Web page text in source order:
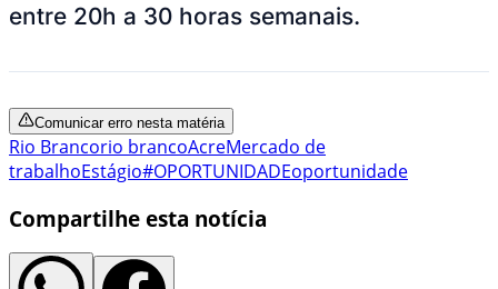
entre 20h a 30 horas semanais.
Comunicar erro nesta matéria
Rio Brancorio brancoAcreMercado de
trabalhoEstágio#OPORTUNIDADEoportunidade
Compartilhe esta notícia